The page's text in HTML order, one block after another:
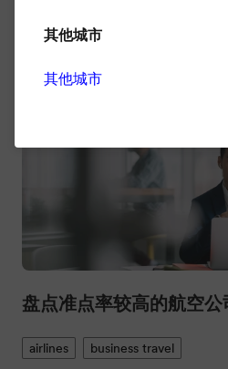
盘点准点率较高的航空公
airlines business travel
其他城市
其他城市